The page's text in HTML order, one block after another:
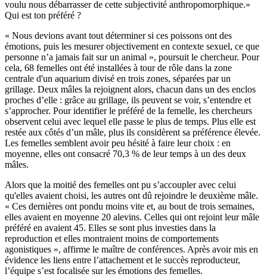
voulu nous débarrasser de cette subjectivité anthropomorphique.»
Qui est ton préféré ?
« Nous devions avant tout déterminer si ces poissons ont des
émotions, puis les mesurer objectivement en contexte sexuel, ce que
personne n’a jamais fait sur un animal », poursuit le chercheur. Pour
cela, 68 femelles ont été installées à tour de rôle dans la zone
centrale d'un aquarium divisé en trois zones, séparées par un
grillage. Deux mâles la rejoignent alors, chacun dans un des enclos
proches d’elle : grâce au grillage, ils peuvent se voir, s’entendre et
s’approcher. Pour identifier le préféré de la femelle, les chercheurs
observent celui avec lequel elle passe le plus de temps. Plus elle est
restée aux côtés d’un mâle, plus ils considèrent sa préférence élevée.
Les femelles semblent avoir peu hésité à faire leur choix : en
moyenne, elles ont consacré 70,3 % de leur temps à un des deux
mâles.
Alors que la moitié des femelles ont pu s’accoupler avec celui
qu'elles avaient choisi, les autres ont dû rejoindre le deuxième mâle.
« Ces dernières ont pondu moins vite et, au bout de trois semaines,
elles avaient en moyenne 20 alevins. Celles qui ont rejoint leur mâle
préféré en avaient 45. Elles se sont plus investies dans la
reproduction et elles montraient moins de comportements
agonistiques », affirme le maître de conférences. Après avoir mis en
évidence les liens entre l’attachement et le succès reproducteur,
l’équipe s’est focalisée sur les émotions des femelles.